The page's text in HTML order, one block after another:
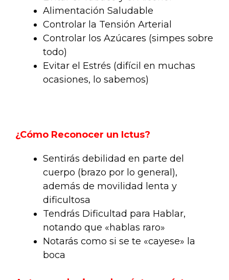
Alimentación Saludable
Controlar la Tensión Arterial
Controlar los Azúcares (simpes sobre
todo)
Evitar el Estrés (difícil en muchas
ocasiones, lo sabemos)
¿Cómo Reconocer un Ictus?
Sentirás debilidad en parte del
cuerpo (brazo por lo general),
además de movilidad lenta y
dificultosa
Tendrás Dificultad para Hablar,
notando que «hablas raro»
Notarás como si se te «cayese» la
boca